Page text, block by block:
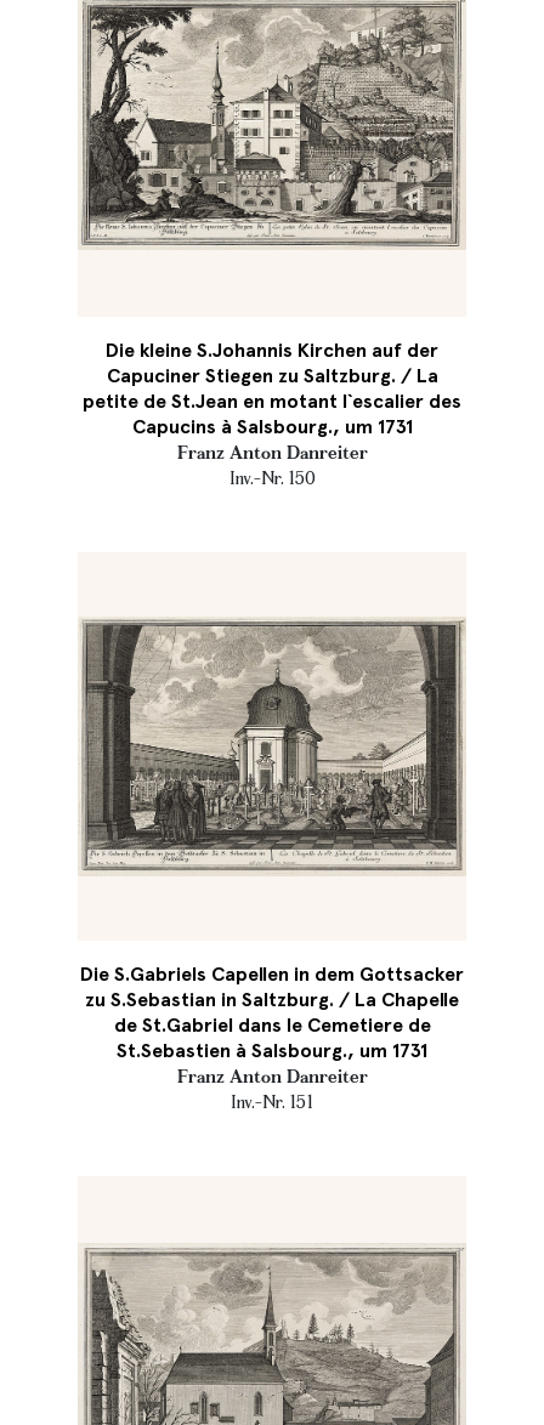
Die kleine S.Johannis Kirchen auf der
Capuciner Stiegen zu Saltzburg. / La
petite de St.Jean en motant l`escalier des
Capucins à Salsbourg., um 1731
Franz Anton Danreiter
Inv.-Nr. 150
Die S.Gabriels Capellen in dem Gottsacker
zu S.Sebastian in Saltzburg. / La Chapelle
de St.Gabriel dans le Cemetiere de
St.Sebastien à Salsbourg., um 1731
Franz Anton Danreiter
Inv.-Nr. 151